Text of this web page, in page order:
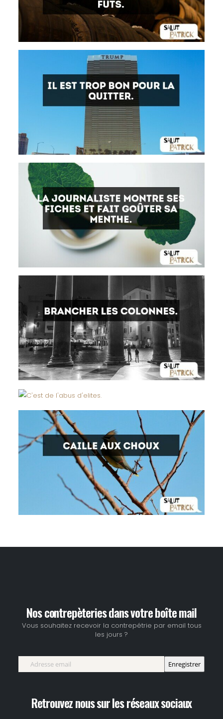
Nos contrepèteries dans votre boîte mail
Vous souhaitez recevoir la contrepétrie par email tous
les jours ?
Retrouvez nous sur les réseaux sociaux